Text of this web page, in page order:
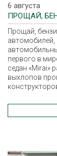
6 августа
ПРОЩАЙ,
Прощай,
автомобилей,
первого в
седан «Mirai»
выхлопов